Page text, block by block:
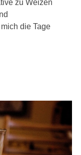
zu Weizen
die Tage